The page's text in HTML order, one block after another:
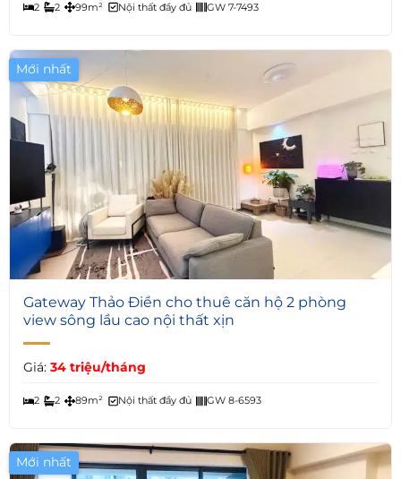
2 2 99m² Nội thất đầy đủ GW 7-7493
Mới nhất
4
Gateway Thảo Điền cho thuê căn hộ 2 phòng
view sông lầu cao nội thất xịn
Giá: 34 triệu/tháng
2 2 89m² Nội thất đầy đủ GW 8-6593
Mới nhất Giá Tốt